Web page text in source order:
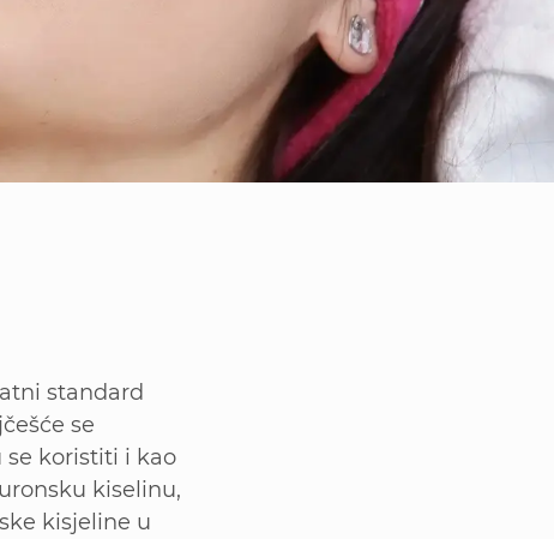
standard
se
koristiti i kao
kiselinu,
kisjeline u